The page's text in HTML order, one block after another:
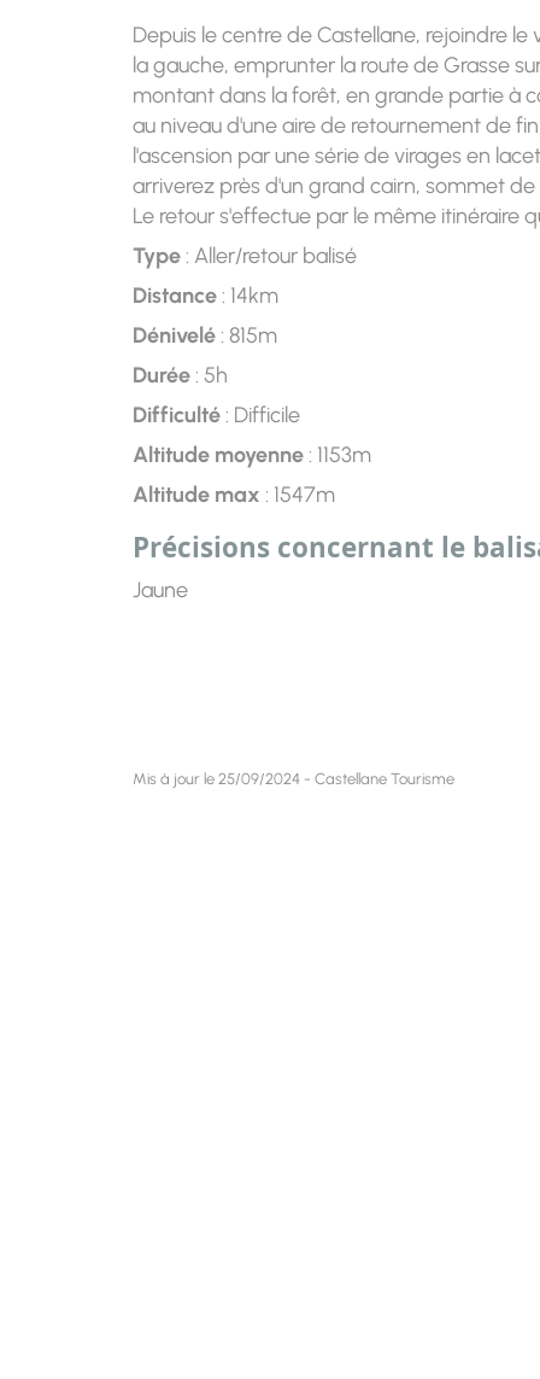
Depuis le centre de Castellane, rejoindre
la gauche, emprunter la route de Grasse
montant dans la forêt, en grande partie à
au niveau d'une aire de retournement de
l'ascension par une série de virages en
arriverez près d'un grand cairn, sommet de
Le retour s'effectue par le même itinéraire
Type: Aller/retour balisé
Distance: 14km
Dénivelé: 815m
Durée: 5h
Difficulté: Difficile
Altitude moyenne: 1153m
Altitude max : 1547m
Précisions concernant le
Jaune
Mis à jour le 25/09/2024 - Castellane Tourisme